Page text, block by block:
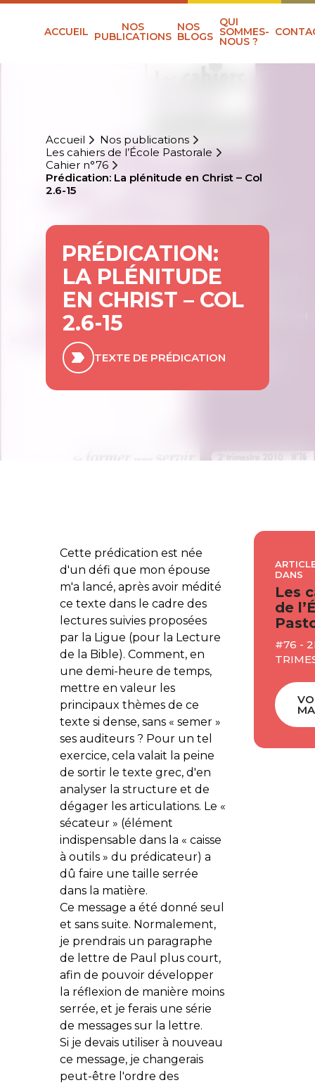
ACCUEIL NOS
PUBLICATIONS
NOS
BLOGS
QUI
SOMMES-
NOUS ?
Accueil
Nos publications
Les cahiers de l’École Pastorale
Cahier n°76
Prédication: La plénitude en Christ – Col
2.6-15
PRÉDICATION:
LA PLÉNITUDE
EN CHRIST – COL
2.6-15
TEXTE DE PRÉDICATION
Cette prédication est née
d'un défi que mon épouse
m'a lancé, après avoir médité
ce texte dans le cadre des
lectures suivies proposées
par la Ligue (pour la Lecture
de la Bible). Comment, en
une demi-heure de temps,
mettre en valeur les
principaux thèmes de ce
texte si dense, sans « semer »
ses auditeurs ? Pour un tel
exercice, cela valait la peine
de sortir le texte grec, d'en
analyser la structure et de
dégager les articulations. Le «
sécateur » (élément
indispensable dans la « caisse
à outils » du prédicateur) a
dû faire une taille serrée
dans la matière.
Ce message a été donné seul
et sans suite. Normalement,
je prendrais un paragraphe
de lettre de Paul plus court,
afin de pouvoir développer
la réflexion de manière moins
serrée, et je ferais une série
de messages sur la lettre.
Si je devais utiliser à nouveau
ce message, je changerais
peut-être l'ordre des
DANS
Les
de
#76 -